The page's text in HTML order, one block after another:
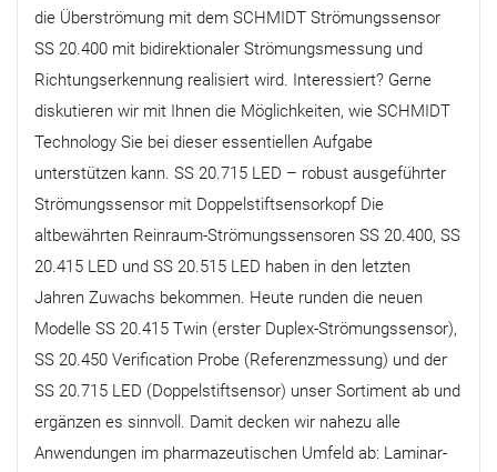
die Überströmung mit dem SCHMIDT Strömungssensor
SS 20.400 mit bidirektionaler Strömungsmessung und
Richtungserkennung realisiert wird. Interessiert? Gerne
diskutieren wir mit Ihnen die Möglichkeiten, wie SCHMIDT
Technology Sie bei dieser essentiellen Aufgabe
unterstützen kann. SS 20.715 LED – robust ausgeführter
Strömungssensor mit Doppelstiftsensorkopf Die
altbewährten Reinraum-Strömungssensoren SS 20.400, SS
20.415 LED und SS 20.515 LED haben in den letzten
Jahren Zuwachs bekommen. Heute runden die neuen
Modelle SS 20.415 Twin (erster Duplex-Strömungssensor),
SS 20.450 Verification Probe (Referenzmessung) und der
SS 20.715 LED (Doppelstiftsensor) unser Sortiment ab und
ergänzen es sinnvoll. Damit decken wir nahezu alle
Anwendungen im pharmazeutischen Umfeld ab: Laminar-